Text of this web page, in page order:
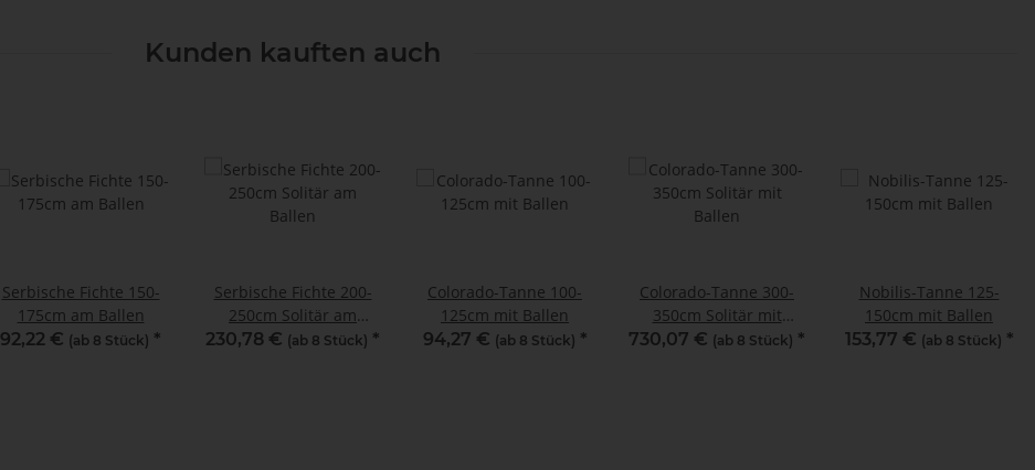
Kunden kauften auch
Serbische Fichte 150-
175cm am Ballen
92,22 € (ab 8 Stück) *
Serbische Fichte 200-
250cm Solitär am
Ballen
230,78 € (ab 8 Stück) *
Colorado-Tanne 100-
125cm mit Ballen
94,27 € (ab 8 Stück) *
Colorado-Tanne 300-
350cm Solitär mit
Ballen
730,07 € (ab 8 Stück) *
Nobilis-Tanne 125-
150cm mit Ballen
153,77 € (ab 8 Stück) *